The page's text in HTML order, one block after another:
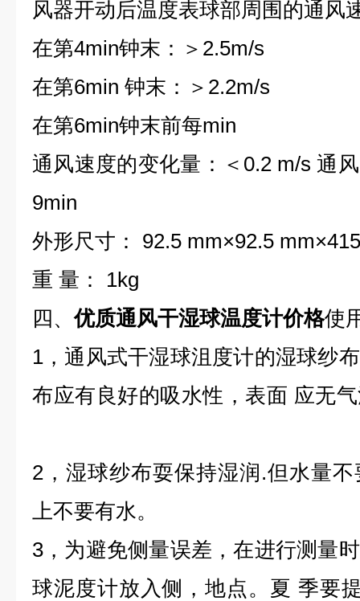
风器开动后温度表球部周围的通风
在第4min钟末：＞2.5m/s
在第6min 钟末：＞2.2m/s
在第6min钟末前每min
通风速度的变化量：＜0.2 m/s 通
9min
外形尺寸： 92.5 mm×92.5
重 量： 1kg
四、优质通风干湿球温度计价格使
1，通风式干湿球沮度计的湿球纱
布应有良好的吸水性，表面 应无
2，湿球纱布耍保持湿润.但水量
上不要有水。
3，为避免侧量误差，在进行测量
球泥度计放入侧，地点。夏 季要